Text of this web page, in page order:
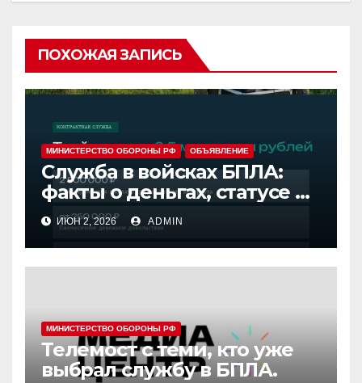
ПОХОЖАЯ ЗАПИСЬ
МИНИСТЕРСТВО ОБОРОНЫ РФ ОБЪЯВЛЕНИЕ
Служба в войсках БПЛА:
факты о деньгах, статусе и
сроке.
ИЮН 2, 2026 ADMIN
МИНИСТЕРСТВО ОБОРОНЫ РФ
Телемост с теми, кто уже
выбрал службу в БПЛА.